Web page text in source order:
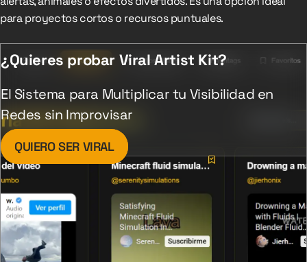
para proyectos cortos o recursos puntuales.
¿Quieres probar Viral Artist Kit?
El Sistema para Multiplicar tu Visibilidad en
Redes sin Improvisar
QUIERO SER VIRAL